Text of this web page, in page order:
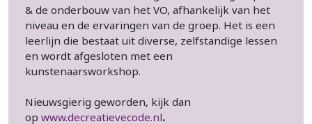
& de onderbouw van het VO, afhankelijk van het
niveau en de ervaringen van de groep. Het is een
leerlijn die bestaat uit diverse, zelfstandige lessen
en wordt afgesloten met een
kunstenaarsworkshop.
Nieuwsgierig geworden, kijk dan
op www.decreatievecode.nl.